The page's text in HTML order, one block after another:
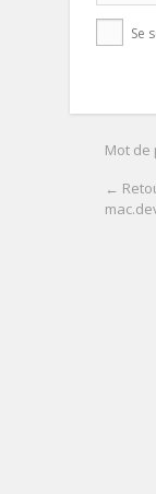
Se
Mot de
←